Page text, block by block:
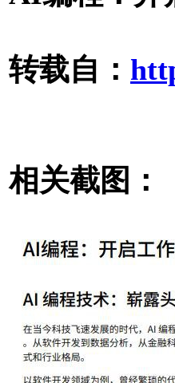
转载自：
相关截图：